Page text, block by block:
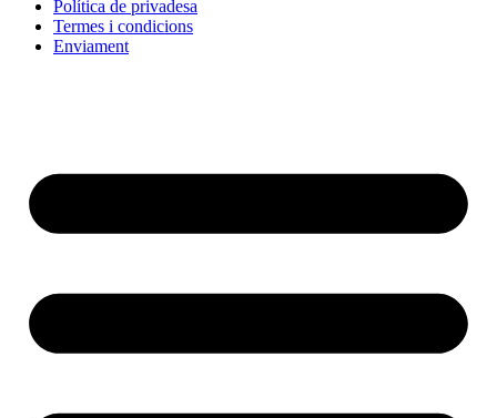
Política de privadesa
Termes i condicions
Enviament